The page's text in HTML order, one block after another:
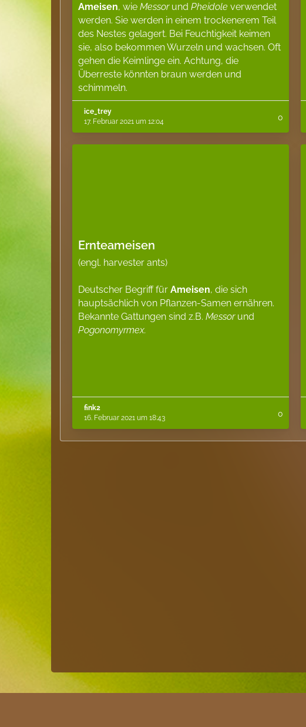
Ameisen, wieMessorundPheidole verwendet
werden. Sie werden in einem trockenerem Teil
des Nestes gelagert. Bei Feuchtigkeit keimen
sie, also bekommen Wurzeln und wachsen. Oft
gehen die Keimlinge ein. Achtung, die
Überreste könnten braun werden und
schimmeln.
ice_trey
17. Februar 2021 um 12:04
0
Ernteameisen
(engl. harvester ants)
Deutscher Begriff fürAmeisen, die sich
hauptsächlich von Pflanzen-Samen ernähren.
Bekannte Gattungen sind z.B.Messorund
Pogonomyrmex.
fink2
16. Februar 2021 um 18:43
0